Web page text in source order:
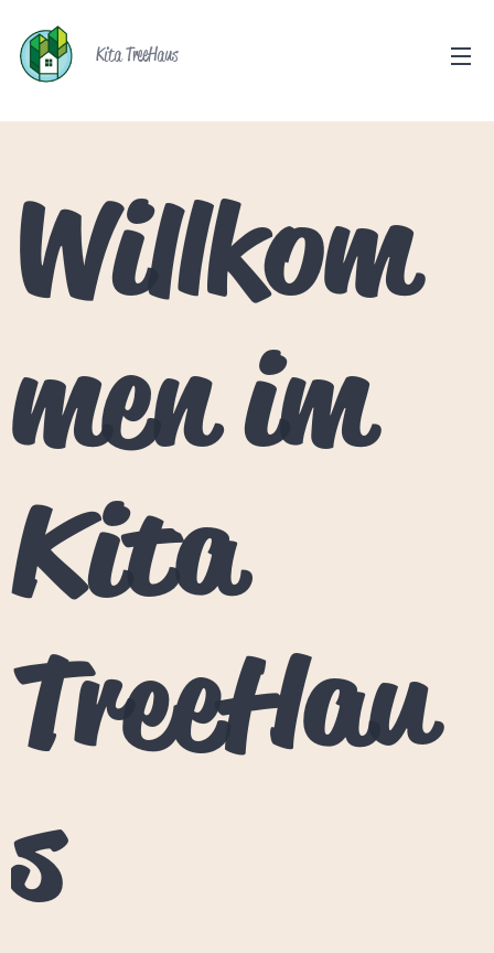
Kita TreeHaus
Willkom
men im
Kita
TreeHau
s